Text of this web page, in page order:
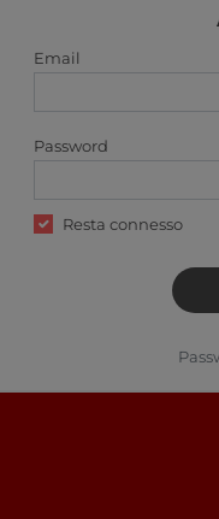
Email
Password
Resta connesso